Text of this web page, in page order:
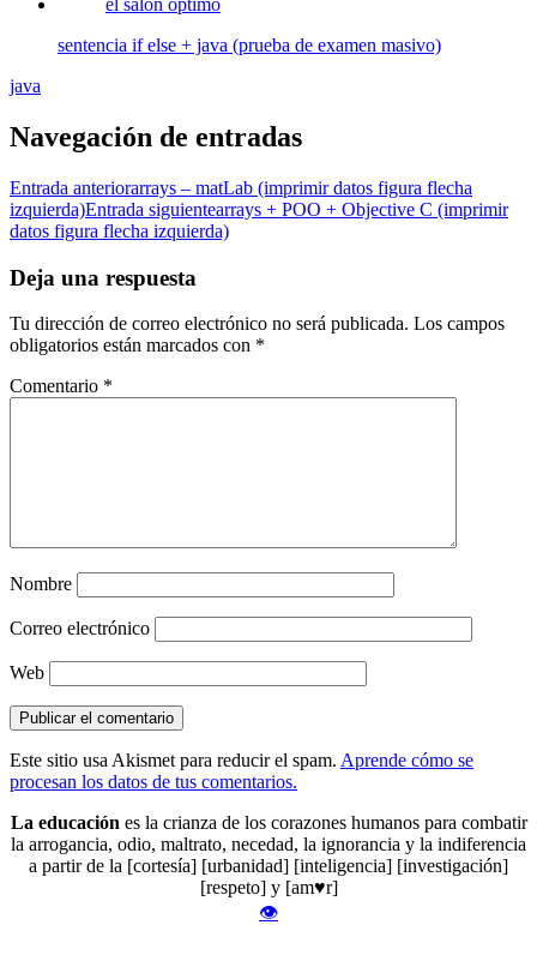
sentencia if else + java (prueba de examen masivo)
java
Navegación de entradas
Entrada anteriorarrays – matLab (imprimir datos figura flecha
izquierda)Entrada siguientearrays + POO + Objective C (imprimir
datos figura flecha izquierda)
Deja una respuesta
Tu dirección de correo electrónico no será publicada. Los campos
obligatorios están marcados con *
Comentario *
Nombre
Correo electrónico
Web
Este sitio usa Akismet para reducir el spam. Aprende cómo se
procesan los datos de tus comentarios.
La educaciónes la crianza de los corazones humanos para combatir
la arrogancia, odio, maltrato, necedad, la ignorancia y la indiferencia
a partir de la [cortesía] [urbanidad] [inteligencia] [investigación]
[respeto] y [am♥r]
👁